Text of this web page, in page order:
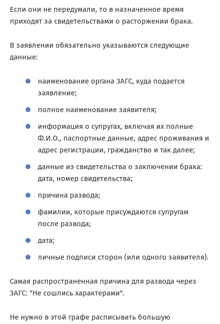
Если они не передумали, то в назначенное время
приходят за свидетельствами о расторжении брака.
В заявлении обязательно указываются следующие
данные:
наименование органа ЗАГС, куда подается
заявление;
полное наименование заявителя;
информация о супругах, включая их полные
Ф.И.О., паспортные данные, адрес проживания и
адрес регистрации, гражданство и так далее;
данные из свидетельства о заключении брака:
дата, номер свидетельства;
причина развода;
фамилии, которые присуждаются супругам
после развода;
дата;
личные подписи сторон (или одного заявителя).
Самая распространенная причина для развода через
ЗАГС: "Не сошлись характерами".
Не нужно в этой графе расписывать большую